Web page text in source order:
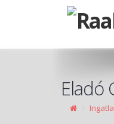
Eladó